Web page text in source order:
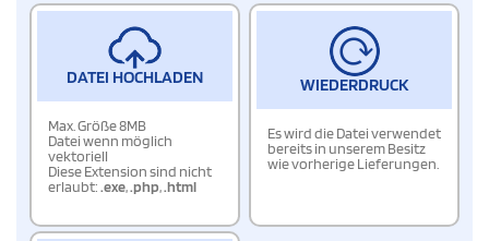
DATEI HOCHLADEN
Max. Größe 8MB
Datei wenn möglich
vektoriell
Diese Extension sind nicht
erlaubt:.exe,.php,.html
WIEDERDRUCK
Es wird die Datei verwendet
bereits in unserem Besitz
wie vorherige Lieferungen.